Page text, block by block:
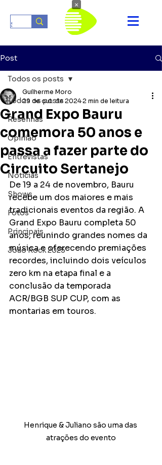
Post
Todos os posts
Resenhas
Opinião
Entrevistas
Notícias
Shows
Fotos
Principais
João Rock 2025
Todos os posts
Grand Expo Bauru
comemora 50 anos e
passa a fazer parte do
Circuito Sertanejo
Guilherme Moro
29 de out. de 2024 2 min de leitura
De 19 a 24 de novembro, Bauru
recebe um dos maiores e mais
tradicionais eventos da região. A
Grand Expo Bauru completa 50
anos, reunindo grandes nomes da
música e oferecendo premiações
recordes, incluindo dois veículos
zero km na etapa final e a
conclusão da temporada
ACR/BGB SUP CUP, com as
montarias em touros.
Henrique & Juliano são uma das
atrações do evento
×